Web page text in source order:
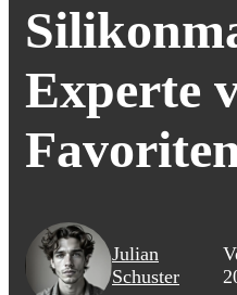
Experte
Julian
Schuster